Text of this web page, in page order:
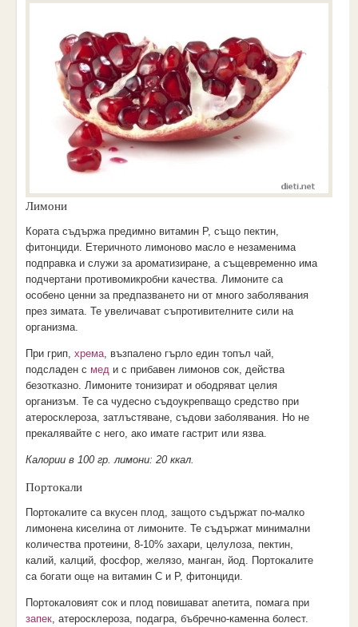
Лимони
Кората съдържа предимно витамин Р, също пектин,
фитонциди. Етеричното лимоново масло е незаменима
подправка и служи за ароматизиране, а същевременно има
подчертани противомикробни качества. Лимоните са
особено ценни за предпазването ни от много заболявания
през зимата. Те увеличават съпротивителните сили на
организма.
При грип, хрема, възпалено гърло един топъл чай,
подсладен с мед и с прибавен лимонов сок, действа
безотказно. Лимоните тонизират и ободряват целия
организъм. Те са чудесно съдоукрепващо средство при
атеросклероза, затлъстяване, съдови заболявания. Но не
прекалявайте с него, ако имате гастрит или язва.
Калории в 100 гр. лимони: 20 ккал.
Портокали
Портокалите са вкусен плод, защото съдържат по-малко
лимонена киселина от лимоните. Те съдържат минимални
количества протеини, 8-10% захари, целулоза, пектин,
калий, калций, фосфор, желязо, манган, йод. Портокалите
са богати още на витамин С и Р, фитонциди.
Портокаловият сок и плод повишават апетита, помага при
запек, атеросклероза, подагра, бъбречно-каменна болест.